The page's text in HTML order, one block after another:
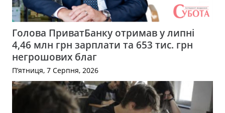
Голова ПриватБанку отримав у липні
4,46 млн грн зарплати та 653 тис. грн
негрошових благ
П’ятниця, 7 Серпня, 2026